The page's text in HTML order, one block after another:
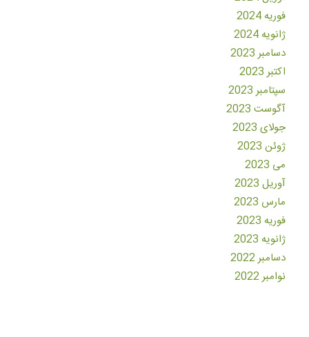
فوریه 2024
ژانویه 2024
دسامبر 2023
اکتبر 2023
سپتامبر 2023
آگوست 2023
جولای 2023
ژوئن 2023
می 2023
آوریل 2023
مارس 2023
فوریه 2023
ژانویه 2023
دسامبر 2022
نوامبر 2022